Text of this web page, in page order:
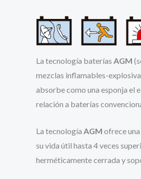
La tecnología baterías AGM
mezclas inflamables-
absorbe como una esponja el
relación a baterías
La tecnología AGM ofrece
su vida útil hasta 4 veces
herméticamente cerrada y